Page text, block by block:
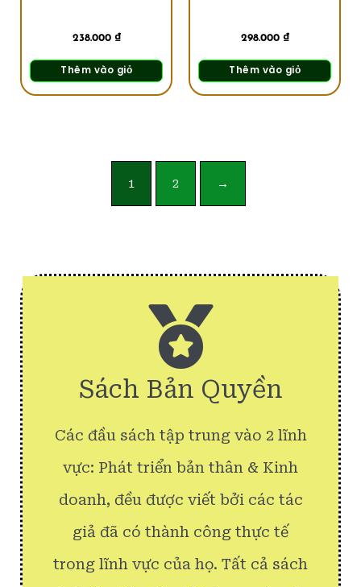
238.000 ₫
Thêm vào giỏ
298.000 ₫
Thêm vào giỏ
1 2 →
Sách Bản Quyền
Các đầu sách tập trung vào 2 lĩnh
vực: Phát triển bản thân & Kinh
doanh, đều được viết bởi các tác
giả đã có thành công thực tế
trong lĩnh vực của họ. Tất cả sách